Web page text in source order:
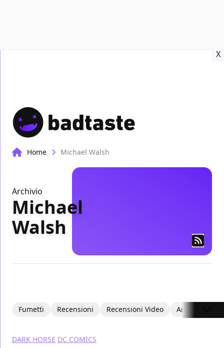
X
Home Michael Walsh
Archivio
Michael
Walsh
Fumetti Recensioni Recensioni Video Articoli
DARK HORSE DC COMICS